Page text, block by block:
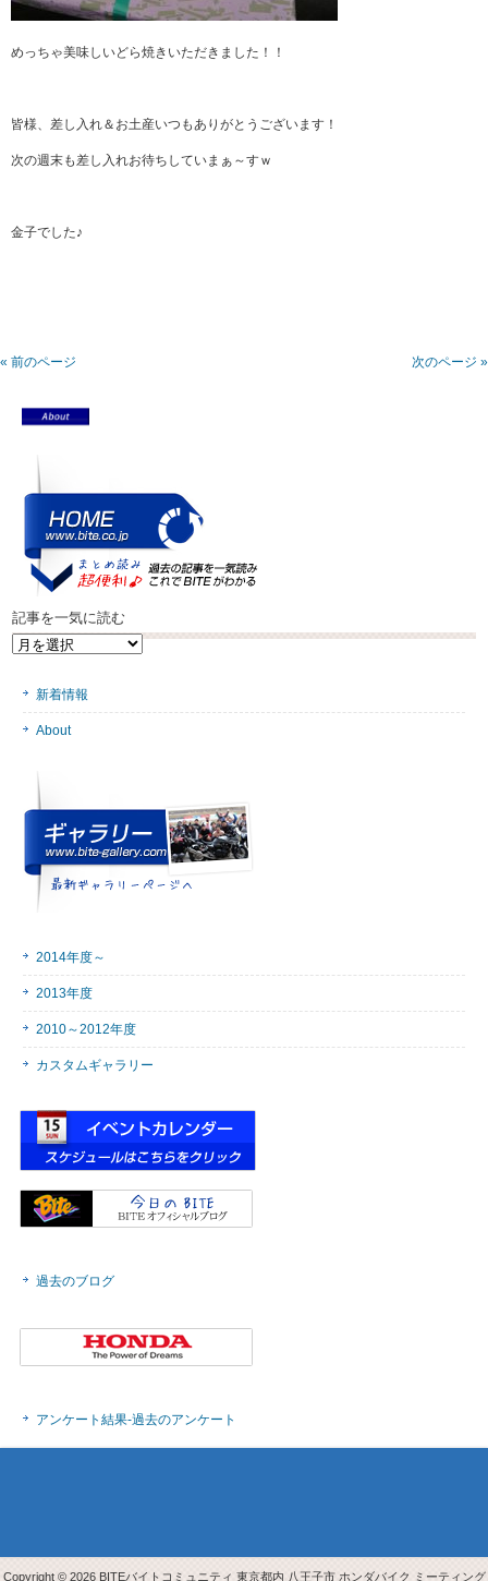
めっちゃ美味しいどら焼きいただきました！！
皆様、差し入れ＆お土産いつもありがとうございます！
次の週末も差し入れお待ちしていまぁ～すｗ
金子でした♪
« 前のページ 次のページ »
記事を一気に読む
記
新着情報
About
2014年度～
2013年度
2010～2012年度
カスタムギャラリー
過去のブログ
アンケート結果-過去のアンケート
Copyright © 2026 BITEバイトコミュニティ 東京都内 八王子市 ホンダバイク ミーティング